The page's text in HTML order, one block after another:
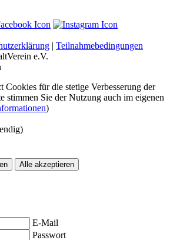
| Teilnahmebedingungen
e.V.
Cookies für die stetige Verbesserung der
stimmen Sie der Nutzung auch im eigenen
)
Alle akzeptieren
E-Mail
Passwort